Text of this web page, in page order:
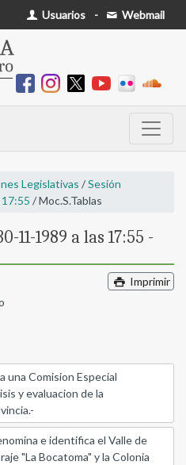
Usuarios - Webmail
Legislativas /Sesión
/ Moc.S.Tablas
11-1989 a las 17:55 -
Imprimir
una Comision Especial
y evaluacion de la
e identifica el Valle de
"La Bocatoma" y la Colonia